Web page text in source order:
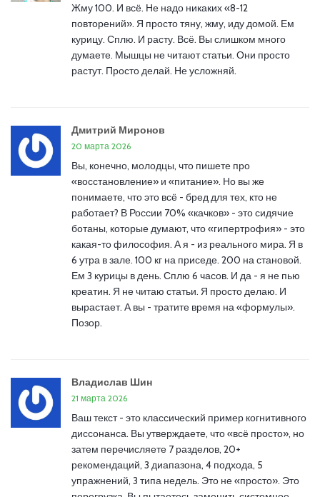
Жму 100. И всё. Не надо никаких «8-12
повторений». Я просто тяну, жму, иду домой. Ем
курицу. Сплю. И расту. Всё. Вы слишком много
думаете. Мышцы не читают статьи. Они просто
растут. Просто делай. Не усложняй.
Дмитрий Миронов
20 марта 2026
Вы, конечно, молодцы, что пишете про
«восстановление» и «питание». Но вы же
понимаете, что это всё - бред для тех, кто не
работает? В России 70% «качков» - это сидячие
ботаны, которые думают, что «гипертрофия» - это
какая-то философия. А я - из реального мира. Я в
6 утра в зале. 100 кг на приседе. 200 на становой.
Ем 3 курицы в день. Сплю 6 часов. И да - я не пью
креатин. Я не читаю статьи. Я просто делаю. И
вырастает. А вы - тратите время на «формулы».
Позор.
Владислав Шин
21 марта 2026
Ваш текст - это классический пример когнитивного
диссонанса. Вы утверждаете, что «всё просто», но
затем перечисляете 7 разделов, 20+
рекомендаций, 3 диапазона, 4 подхода, 5
упражнений, 3 типа недель. Это не «просто». Это